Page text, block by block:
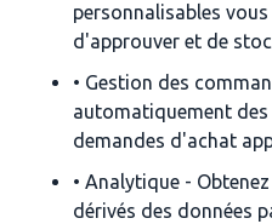
personnalisables
d'approuver et de
• Gestion des
automatiquement
demandes d'achat
• Analytique -
dérivés des données